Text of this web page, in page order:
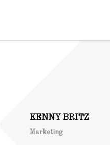
KENNY BRITZ
Marketing